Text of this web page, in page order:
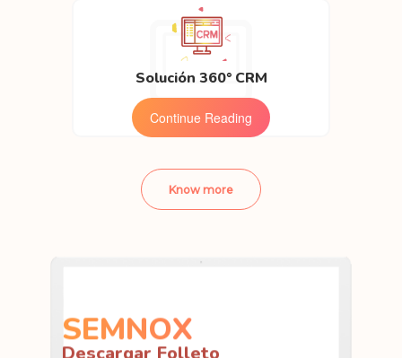
Solución 360° CRM
Continue Reading
Know more
SEMNOX
Descargar Folleto